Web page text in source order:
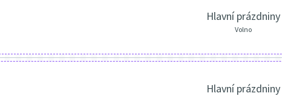
Hlavní prázdniny
Volno
Hlavní prázdniny